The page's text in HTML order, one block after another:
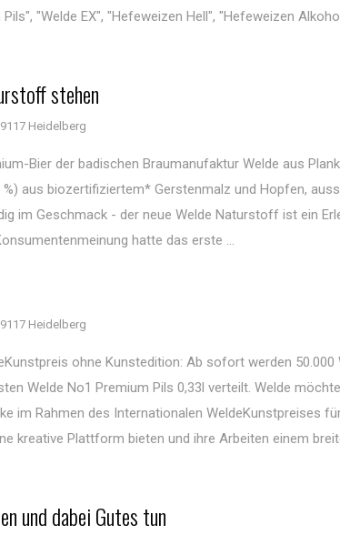
Pils", "Welde EX", "Hefeweizen Hell", "Hefeweizen
stehen
Heidelberg
Bier der badischen Braumanufaktur Welde aus
%) aus biozertifiziertem* Gerstenmalz und Hopfen,
im Geschmack - der neue Welde Naturstoff ist ein
hatte das erste ...
Heidelberg
ohne Kunstedition: Ab sofort werden
Welde No1 Premium Pils 0,33l verteilt. Welde
im Rahmen des Internationalen WeldeKunstpreises
kreative Plattform bieten und ihre Arbeiten einem
und dabei Gutes tun